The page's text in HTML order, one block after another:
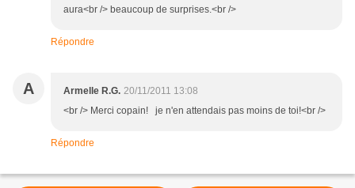
aura<br /> beaucoup de surprises.<br />
Répondre
A Armelle R.G. 20/11/2011 13:08
<br /> Merci copain! je n'en attendais pas moins de toi!<br />
Répondre